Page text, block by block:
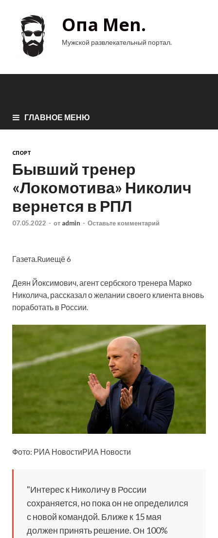
Опа Men.
Мужской развлекательный портал.
ГЛАВНОЕ МЕНЮ
СПОРТ
Бывший тренер
«Локомотива» Николич
вернется в РПЛ
07.05.2022 - от admin - Оставьте комментарий
Газета.Ruиещё 6
Деян Йоксимович, агент сербского тренера Марко
Николича, рассказал о желании своего клиента вновь
поработать в России.
Фото: РИА НовостиРИА Новости
"Интерес к Николичу в России
сохраняется, но пока он не определился
с новой командой. Ближе к 15 мая
должен принять решение. Он 100%